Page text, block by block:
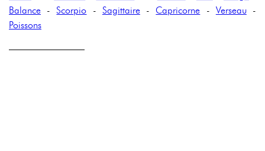
Balance -Scorpio - Sagittaire- Capricorne - Verseau-
Poissons
————————